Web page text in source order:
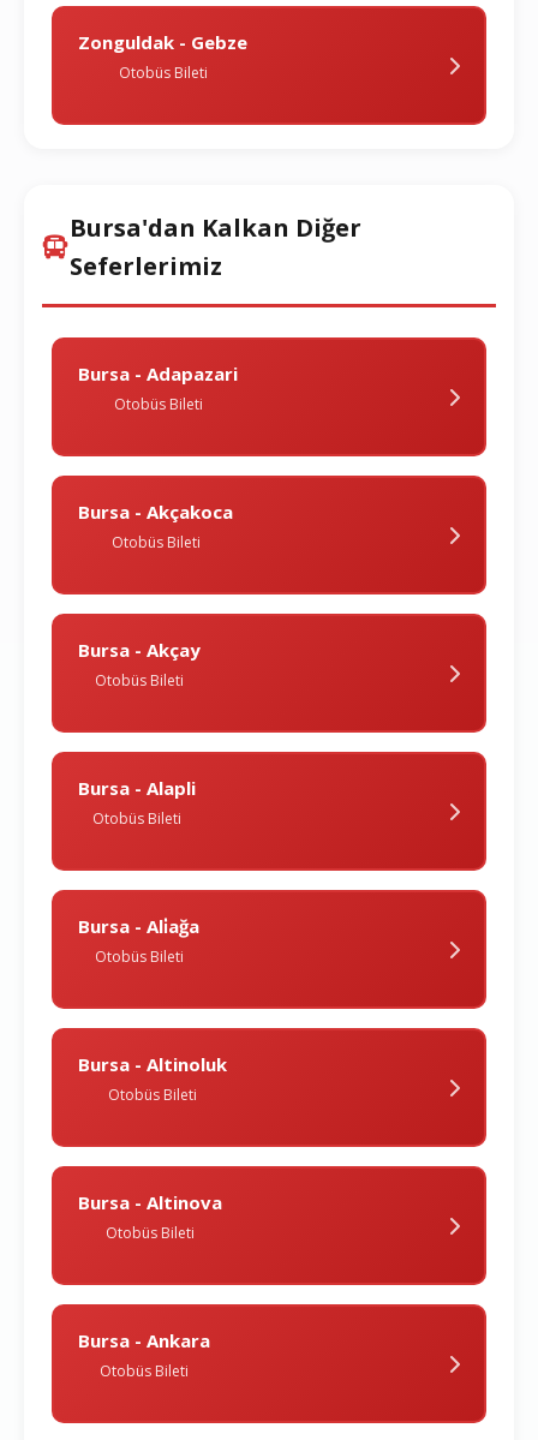
Zonguldak - Gebze
Otobüs Bileti
Bursa'dan Kalkan Diğer
Seferlerimiz
Bursa - Adapazari
Otobüs Bileti
Bursa - Akçakoca
Otobüs Bileti
Bursa - Akçay
Otobüs Bileti
Bursa - Alapli
Otobüs Bileti
Bursa - Ali̇ağa
Otobüs Bileti
Bursa - Altinoluk
Otobüs Bileti
Bursa - Altinova
Otobüs Bileti
Bursa - Ankara
Otobüs Bileti